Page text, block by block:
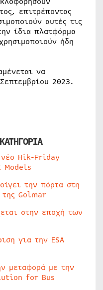
επιτρέποντας
αυτές τις
ίδια πλατφόρμα
ήδη
να
2023.
Hik-Friday
Models
την πόρτα στη
της Golmar
στην εποχή των
για την ESA
μεταφορά με την
for Bus